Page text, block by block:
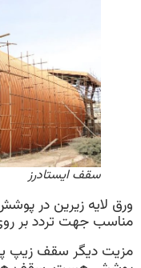
سقف ایستادرز
ورق لایه زیرین در
مناسب جهت تردد بر
مزیت دیگر سقف زیپ